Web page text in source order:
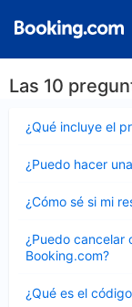
Las 10
¿Qué incluye el
cerrado
¿Puedo hacer
cerrado
¿Cómo sé si mi
cerrado
¿Puedo cancelar
Booking.com?
cerrado
¿Qué es el
cerrado